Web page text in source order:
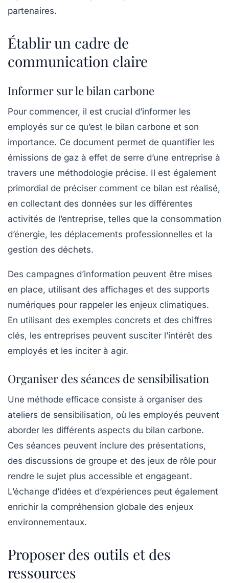
partenaires.
Établir un cadre de
communication claire
Informer sur le bilan carbone
Pour commencer, il est crucial d’informer les
employés sur ce qu’est le bilan carbone et son
importance. Ce document permet de quantifier les
émissions de gaz à effet de serre d’une entreprise à
travers une méthodologie précise. Il est également
primordial de préciser comment ce bilan est réalisé,
en collectant des données sur les différentes
activités de l’entreprise, telles que la consommation
d’énergie, les déplacements professionnelles et la
gestion des déchets.
Des campagnes d’information peuvent être mises
en place, utilisant des affichages et des supports
numériques pour rappeler les enjeux climatiques.
En utilisant des exemples concrets et des chiffres
clés, les entreprises peuvent susciter l’intérêt des
employés et les inciter à agir.
Organiser des séances de sensibilisation
Une méthode efficace consiste à organiser des
ateliers de sensibilisation, où les employés peuvent
aborder les différents aspects du bilan carbone.
Ces séances peuvent inclure des présentations,
des discussions de groupe et des jeux de rôle pour
rendre le sujet plus accessible et engageant.
L’échange d’idées et d’expériences peut également
enrichir la compréhension globale des enjeux
environnementaux.
Proposer des outils et des
ressources